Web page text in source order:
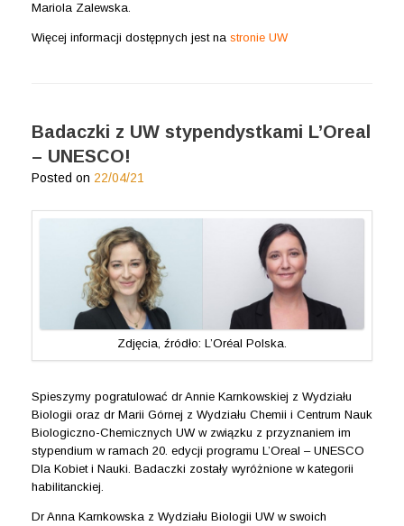
Mariola Zalewska.
Więcej informacji dostępnych jest na stronie UW
Badaczki z UW stypendystkami L’Oreal
– UNESCO!
Posted on 22/04/21
Zdjęcia, źródło: L’Oréal Polska.
Spieszymy pogratulować dr Annie Karnkowskiej z Wydziału
Biologii oraz dr Marii Górnej z Wydziału Chemii i Centrum Nauk
Biologiczno-Chemicznych UW w związku z przyznaniem im
stypendium w ramach 20. edycji programu L’Oreal – UNESCO
Dla Kobiet i Nauki. Badaczki zostały wyróżnione w kategorii
habilitanckiej.
Dr Anna Karnkowska z Wydziału Biologii UW w swoich